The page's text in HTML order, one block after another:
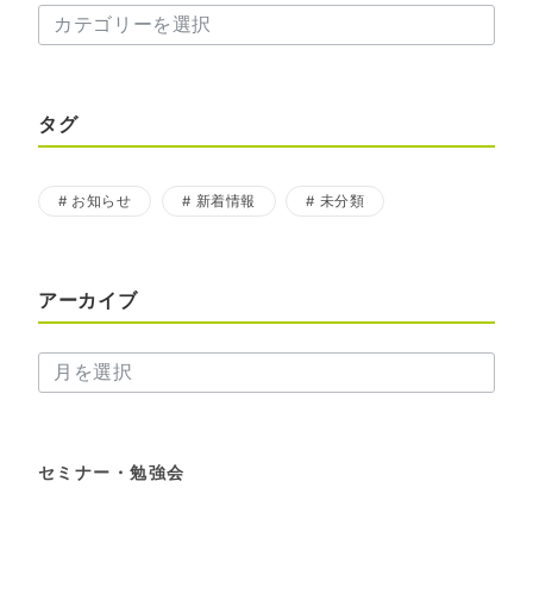
テ
ー
タグ
お知らせ 新着情報 未分類
アーカイブ
ー
ブ
セミナー・勉強会